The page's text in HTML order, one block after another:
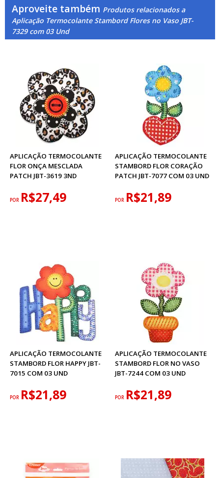
Aproveite também Produtos relacionados a
Aplicação Termocolante Stambord Flores no Vaso JBT-
7329 com 03 Und
APLICAÇÃO TERMOCOLANTE
FLOR ONÇA MESCLADA
PATCH JBT-3619 3ND
POR R$27,49
APLICAÇÃO TERMOCOLANTE
STAMBORD FLOR CORAÇÃO
PATCH JBT-7077 COM 03 UND
POR R$21,89
APLICAÇÃO TERMOCOLANTE
STAMBORD FLOR HAPPY JBT-
7015 COM 03 UND
POR R$21,89
APLICAÇÃO TERMOCOLANTE
STAMBORD FLOR NO VASO
JBT-7244 COM 03 UND
POR R$21,89